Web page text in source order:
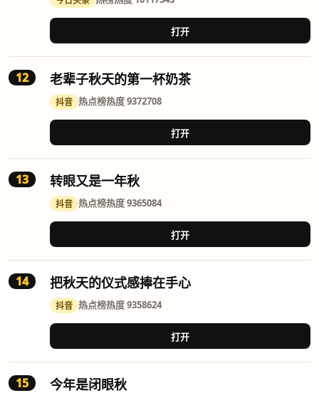
打开
12 老辈子秋天的第一杯奶茶
抖音 热点榜热度 9372708
打开
13 转眼又是一年秋
抖音 热点榜热度 9365084
打开
14 把秋天的仪式感捧在手心
抖音 热点榜热度 9358624
打开
15 今年是闭眼秋